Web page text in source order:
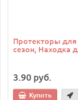
Протекторы
сезон, Находка
3.90 руб.
Купить